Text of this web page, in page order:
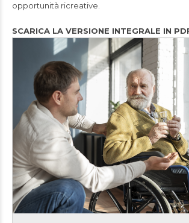
opportunità ricreative.
SCARICA LA VERSIONE INTEGRALE IN